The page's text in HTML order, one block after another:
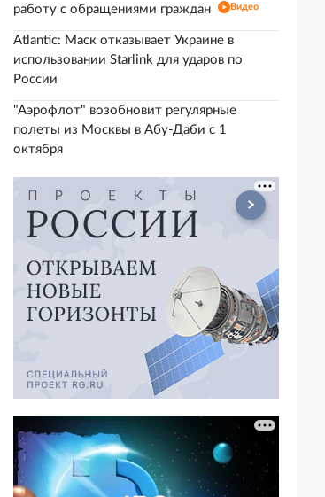
работу с обращениями граждан
Видео
Atlantic: Маск отказывает Украине в
использовании Starlink для ударов по
России
"Аэрофлот" возобновит регулярные
полеты из Москвы в Абу-Даби с 1
октября